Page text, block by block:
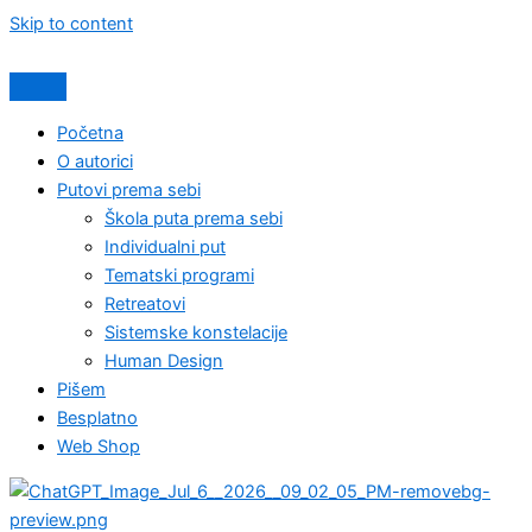
Skip to content
Početna
O autorici
Putovi prema sebi
Škola puta prema sebi
Individualni put
Tematski programi
Retreatovi
Sistemske konstelacije
Human Design
Pišem
Besplatno
Web Shop